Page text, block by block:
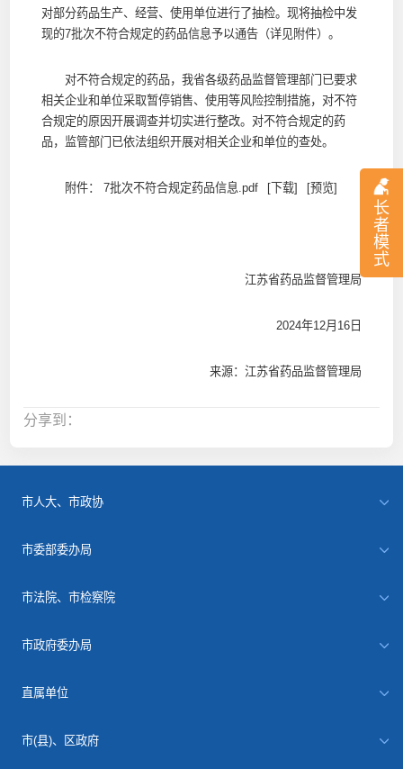
长
者
模
式
对部分药品生产、经营、使用单位进行了抽检。现将抽检中发
现的7批次不符合规定的药品信息予以通告（详见附件）。
对不符合规定的药品，我省各级药品监督管理部门已要求
相关企业和单位采取暂停销售、使用等风险控制措施，对不符
合规定的原因开展调查并切实进行整改。对不符合规定的药
品，监管部门已依法组织开展对相关企业和单位的查处。
附件： 7批次不符合规定药品信息.pdf [下载] [预览]
江苏省药品监督管理局
2024年12月16日
来源：江苏省药品监督管理局
分享到：
市人大、市政协
市委部委办局
市法院、市检察院
市政府委办局
直属单位
市(县)、区政府